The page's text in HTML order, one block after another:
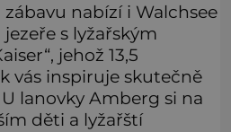
nabízí i Walchsee
s lyžařským
jehož 13,5
vás inspiruje skutečně
lanovky Amberg si na
děti a lyžařští